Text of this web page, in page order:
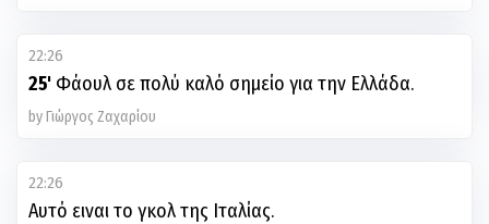
22:26
25' Φάουλ σε πολύ καλό σημείο για την Ελλάδα.
by Γιώργος Ζαχαρίου
22:26
Αυτό ειναι το γκολ της Ιταλίας.